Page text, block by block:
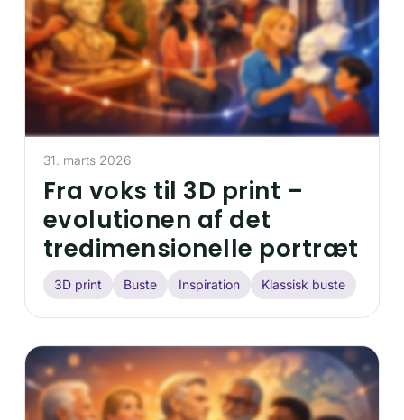
Fra voks til 3D print –
evolutionen af det
tredimensionelle portræt
3D print Buste Inspiration Klassisk buste
31. marts 2026